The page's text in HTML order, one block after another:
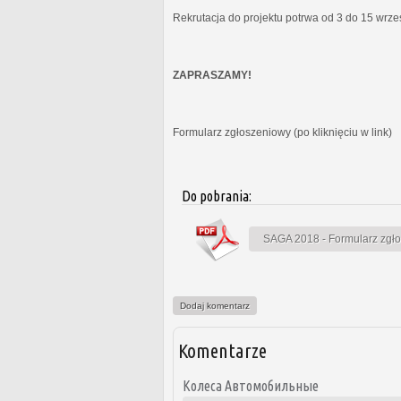
Rekrutacja do projektu potrwa od 3 do 15
ZAPRASZAMY!
Formularz zgłoszeniowy (po kliknięciu w link)
Do pobrania:
SAGA 2018 - Formularz
Dodaj komentarz
Komentarze
Колеса Автомобильные